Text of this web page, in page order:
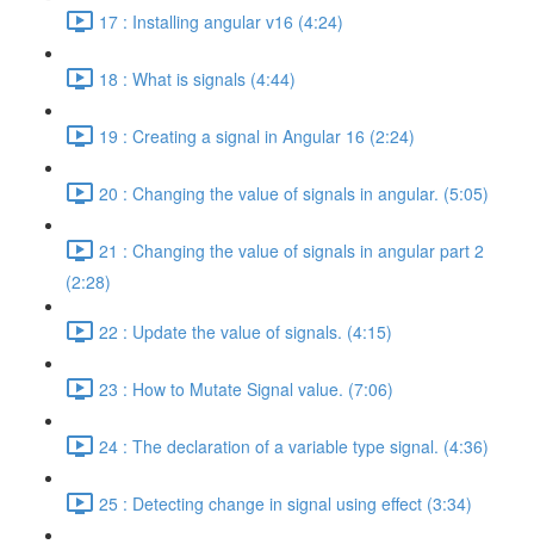
17 : Installing angular v16 (4:24)
18 : What is signals (4:44)
19 : Creating a signal in Angular 16 (2:24)
20 : Changing the value of signals in angular. (5:05)
21 : Changing the value of signals in angular part 2
(2:28)
22 : Update the value of signals. (4:15)
23 : How to Mutate Signal value. (7:06)
24 : The declaration of a variable type signal. (4:36)
25 : Detecting change in signal using effect (3:34)